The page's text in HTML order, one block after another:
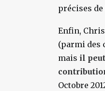
précises
Enfin,
(parmi des
mais il
Octobre